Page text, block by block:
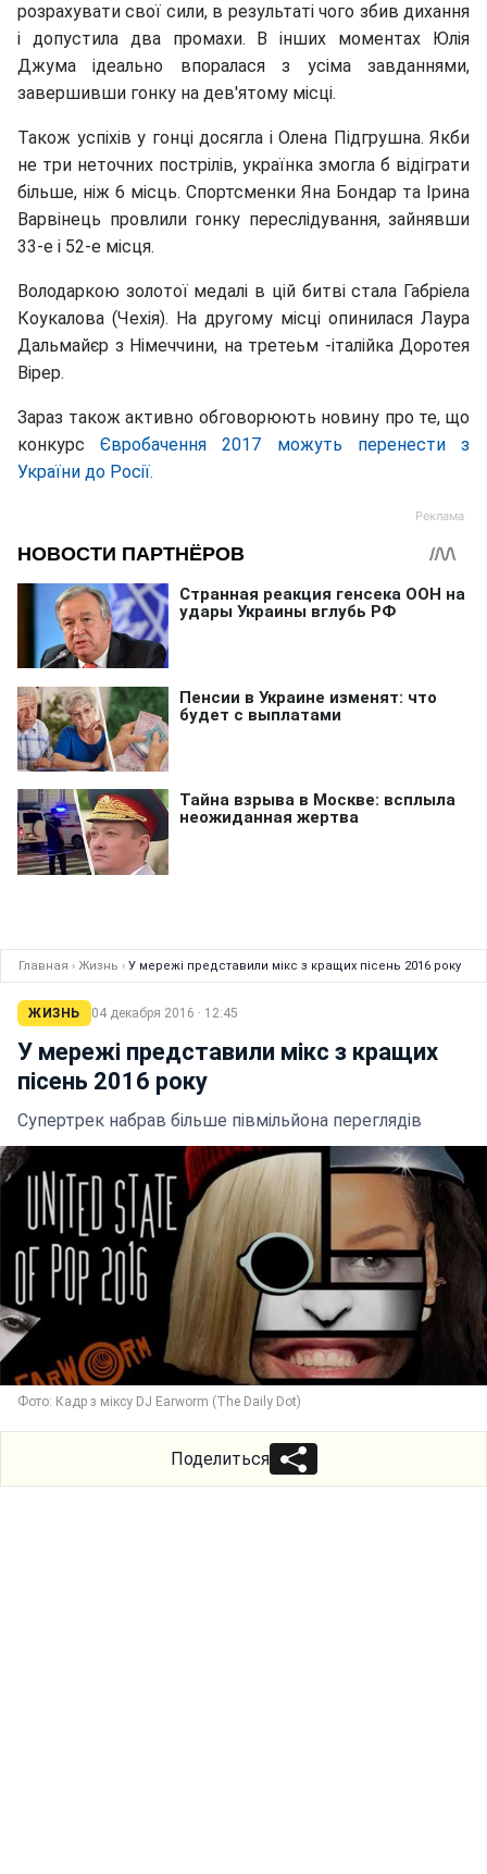
розрахувати свої сили, в результаті чого збив дихання
і допустила два промахи. В інших моментах Юлія
Джума ідеально впоралася з усіма завданнями,
завершивши гонку на дев'ятому місці.
Також успіхів у гонці досягла і Олена Підгрушна. Якби
не три неточних пострілів, українка змогла б відіграти
більше, ніж 6 місць. Спортсменки Яна Бондар та Ірина
Варвінець провлили гонку переслідування, зайнявши
33-е і 52-е місця.
Володаркою золотої медалі в цій битві стала Габріела
Коукалова (Чехія). На другому місці опинилася Лаура
Дальмайєр з Німеччини, на третеьм -італійка Доротея
Вірер.
Зараз також активно обговорюють новину про те, що
конкурсЄвробачення 2017 можуть перенести з
України до Росії.
Главная › Жизнь › У мережі представили мікс з кращих пісень 2016 року
ЖИЗНЬ 04 декабря 2016 · 12:45
У мережі представили мікс з кращих
пісень 2016 року
Супертрек набрав більше півмільйона переглядів
Фото: Кадр з міксу DJ Earworm (The Daily Dot)
Поделиться